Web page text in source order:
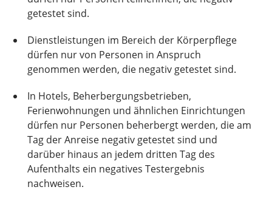
getestet sind.
Dienstleistungen im Bereich der Körperpflege
dürfen nur von Personen in Anspruch
genommen werden, die negativ getestet sind.
In Hotels, Beherbergungsbetrieben,
Ferienwohnungen und ähnlichen Einrichtungen
dürfen nur Personen beherbergt werden, die am
Tag der Anreise negativ getestet sind und
darüber hinaus an jedem dritten Tag des
Aufenthalts ein negatives Testergebnis
nachweisen.